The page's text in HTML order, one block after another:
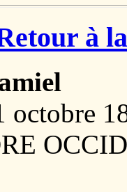
à
octobre